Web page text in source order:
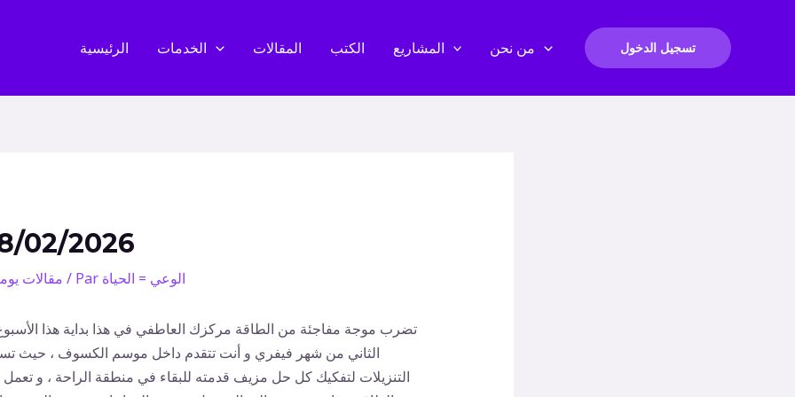
الرئيسية الخدمات المقالات الكتب المشاريع من نحن تسجيل الدخول
02/2026
مقالات / Par الوعي = الحياة
تضرب موجة مفاجئة من الطاقة مركزك العاطفي في هذا بداية هذا
الثاني من شهر فيفري و أنت تتقدم داخل موسم الكسوف ، حيث
التنزيلات لتفكيك كل حل مزيف قدمته للبقاء في منطقة الراحة ، و تعمل